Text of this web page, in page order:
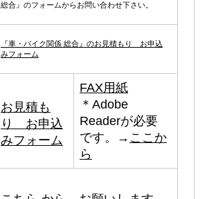
総合』のフォームからお問い合わせ下さい。
『車・バイク関係 総合』のお見積もり お申込
みフォーム
お見積も
り お申込
みフォーム
FAX用紙
＊ Adobe
Readerが必要
です。
→ ここか
ら